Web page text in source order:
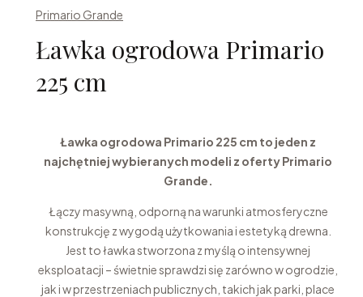
Primario Grande
Ławka ogrodowa Primario
225 cm
Ławka ogrodowa Primario 225 cm to jeden z
najchętniej wybieranych modeli z oferty Primario
Grande.
Łączy masywną, odporną na warunki atmosferyczne
konstrukcję z wygodą użytkowania i estetyką drewna.
Jest to ławka stworzona z myślą o intensywnej
eksploatacji – świetnie sprawdzi się zarówno w ogrodzie,
jak i w przestrzeniach publicznych, takich jak parki, place